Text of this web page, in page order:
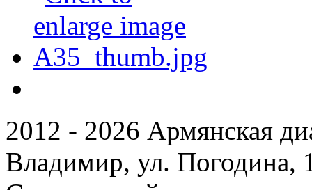
2012 - 2026 Армянская
Владимир, ул. Погодина,